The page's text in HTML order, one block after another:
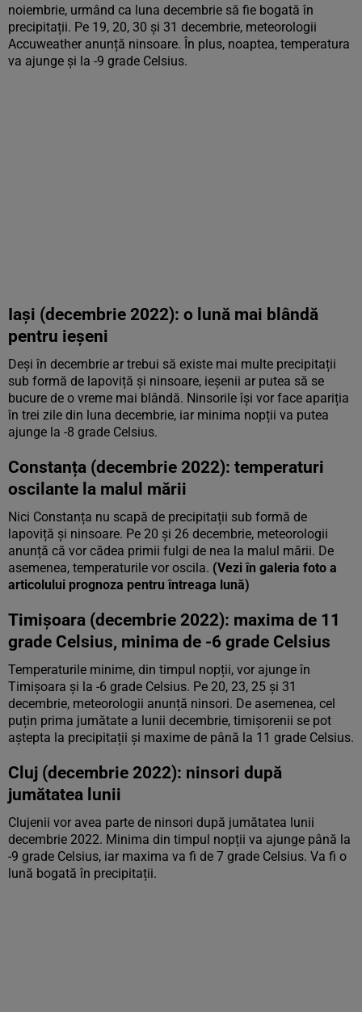
noiembrie, urmând ca luna decembrie să fie bogată în
precipitații. Pe 19, 20, 30 și 31 decembrie, meteorologii
Accuweather anunță ninsoare. În plus, noaptea, temperatura
va ajunge și la -9 grade Celsius.
Iași (decembrie 2022): o lună mai blândă
pentru ieșeni
Deși în decembrie ar trebui să existe mai multe precipitații
sub formă de lapoviță și ninsoare, ieșenii ar putea să se
bucure de o vreme mai blândă. Ninsorile își vor face apariția
în trei zile din luna decembrie, iar minima nopții va putea
ajunge la -8 grade Celsius.
Constanța (decembrie 2022): temperaturi
oscilante la malul mării
Nici Constanța nu scapă de precipitații sub formă de
lapoviță și ninsoare. Pe 20 și 26 decembrie, meteorologii
anunță că vor cădea primii fulgi de nea la malul mării. De
asemenea, temperaturile vor oscila. (Vezi în galeria foto a
articolului prognoza pentru întreaga lună)
Timișoara (decembrie 2022): maxima de 11
grade Celsius, minima de -6 grade Celsius
Temperaturile minime, din timpul nopții, vor ajunge în
Timișoara și la -6 grade Celsius. Pe 20, 23, 25 și 31
decembrie, meteorologii anunță ninsori. De asemenea, cel
puțin prima jumătate a lunii decembrie, timișorenii se pot
aștepta la precipitații și maxime de până la 11 grade Celsius.
Cluj (decembrie 2022): ninsori după
jumătatea lunii
Clujenii vor avea parte de ninsori după jumătatea lunii
decembrie 2022. Minima din timpul nopții va ajunge până la
-9 grade Celsius, iar maxima va fi de 7 grade Celsius. Va fi o
lună bogată în precipitații.